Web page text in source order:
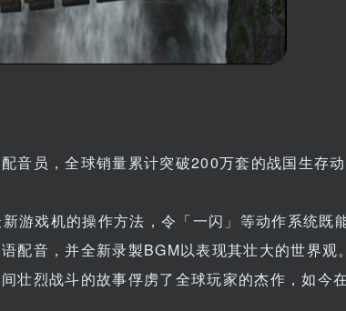
音员，全球销量累计突破200万套的战国生存
游戏机的操作方法，令「一闪」等动作系统既
配音，并全新录製BGM以表现其壮大的世界观。
壮烈战斗的故事俘虏了全球玩家的杰作，如今